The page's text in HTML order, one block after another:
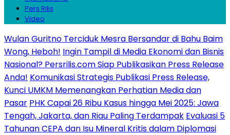
Pers Rilis
Video
Wulan Guritno Terciduk Mesra Bersandar di Bahu Baim
Wong, Heboh! Ingin Tampil di Media Ekonomi dan Bisnis
Nasional? Persrilis.com Siap Publikasikan Press Release
Anda! Komunikasi Strategis Publikasi Press Release,
Kunci UMKM Memenangkan Perhatian Media dan
Pasar PHK Capai 26 Ribu Kasus hingga Mei 2025: Jawa
Tengah, Jakarta, dan Riau Paling Terdampak Evaluasi 5
Tahunan CEPA dan Isu Mineral Kritis dalam Diplomasi